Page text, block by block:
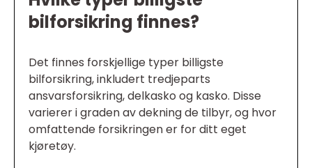
bilforsikring finnes?
Det finnes forskjellige typer billigste
bilforsikring, inkludert tredjeparts
ansvarsforsikring, delkasko og kasko. Disse
varierer i graden av dekning de tilbyr, og hvor
omfattende forsikringen er for ditt eget
kjøretøy.